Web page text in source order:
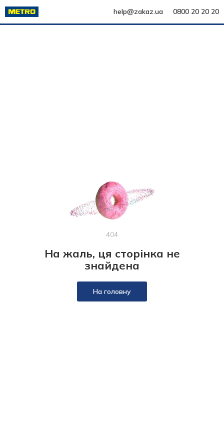
help@zakaz.ua 0800 20 20 20
404
На жаль, ця сторінка не
знайдена
На головну